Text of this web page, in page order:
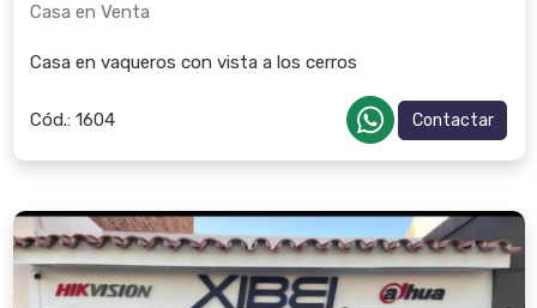
Casa en Venta
Casa en vaqueros con vista a los cerros
Cód.: 1604 Contactar